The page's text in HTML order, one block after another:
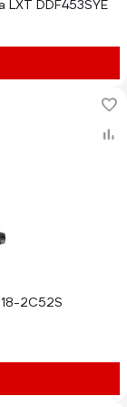
DDF453SYE
2C52S